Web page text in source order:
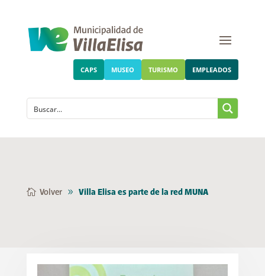
CAPS MUSEO TURISMO EMPLEADOS
Volver Villa Elisa es parte de la red MUNA